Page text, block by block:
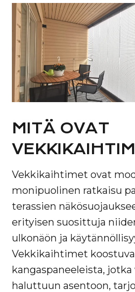
MITÄ OVAT
Vekkikaihtimet ovat
monipuolinen ratkaisu
terassien
erityisen suosittuja
ulkonäön ja
Vekkikaihtimet
kangaspaneeleista, jotka
haluttuun asentoon,